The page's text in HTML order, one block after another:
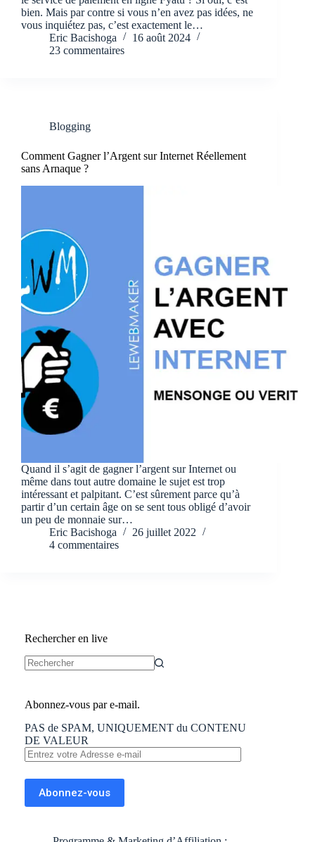
bien. Mais par contre si vous n’en avez pas idées, ne
vous inquiétez pas, c’est exactement le…
Eric Bacishoga
16 août 2024
23 commentaires
Blogging
Comment Gagner l’Argent sur Internet Réellement
sans Arnaque ?
Quand il s’agit de gagner l’argent sur Internet ou
même dans tout autre domaine le sujet est trop
intéressant et palpitant. C’est sûrement parce qu’à
partir d’un certain âge on se sent tous obligé d’avoir
un peu de monnaie sur…
Eric Bacishoga
26 juillet 2022
4 commentaires
Rechercher en live
Abonnez-vous par e-mail.
PAS de SPAM, UNIQUEMENT du CONTENU
DE VALEUR
Entrez
votre
mail
Abonnez-vous